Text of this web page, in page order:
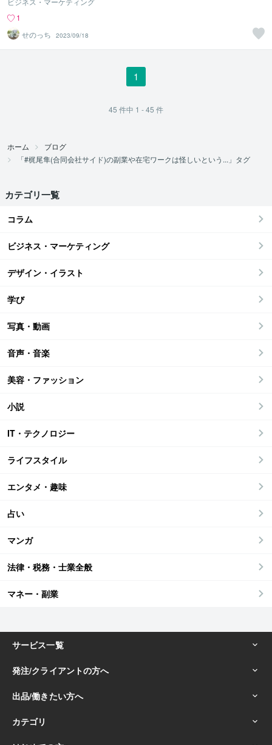
1
せのっち
2023/09/18
1
45 件中 1 - 45 件
ホーム
ブログ
「#梶尾隼(合同会社サイド)の副業や在宅ワークは怪しいという...」タグ
カテゴリ一覧
コラム
ビジネス・マーケティング
デザイン・イラスト
学び
写真・動画
音声・音楽
美容・ファッション
小説
IT・テクノロジー
ライフスタイル
エンタメ・趣味
占い
マンガ
法律・税務・士業全般
マネー・副業